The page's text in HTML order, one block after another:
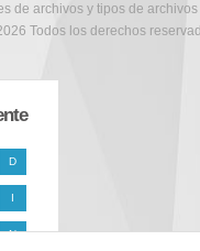
de archivos y tipos de archivos
Todos los derechos
D
I
N